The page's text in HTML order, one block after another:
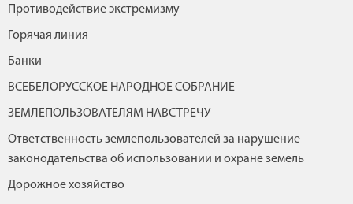
Противодействие экстремизму
Горячая линия
Банки
ВСЕБЕЛОРУССКОЕ НАРОДНОЕ СОБРАНИЕ
ЗЕМЛЕПОЛЬЗОВАТЕЛЯМ НАВСТРЕЧУ
Ответственность землепользователей за нарушение
законодательства об использовании и охране земель
Дорожное хозяйство